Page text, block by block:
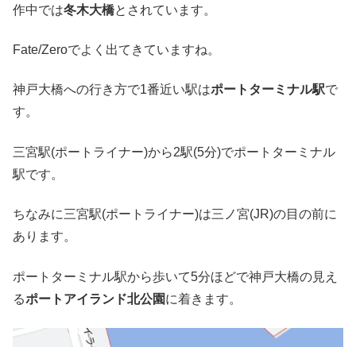
作中では冬木大橋とされています。
Fate/Zeroでよく出てきていますね。
神戸大橋への行き方で1番近い駅はポートターミナル駅で
す。
三宮駅(ポートライナー)から2駅(5分)でポートターミナル
駅です。
ちなみに三宮駅(ポートライナー)は三ノ宮(JR)の目の前に
あります。
ポートターミナル駅から歩いて5分ほどで神戸大橋の見え
るポートアイランド北公園に着きます。